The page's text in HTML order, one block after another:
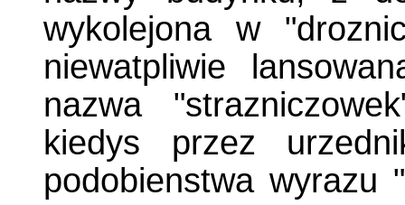
wykolejona w
niewatpliwie
nazwa
kiedys przez
podobienstwa wyrazu